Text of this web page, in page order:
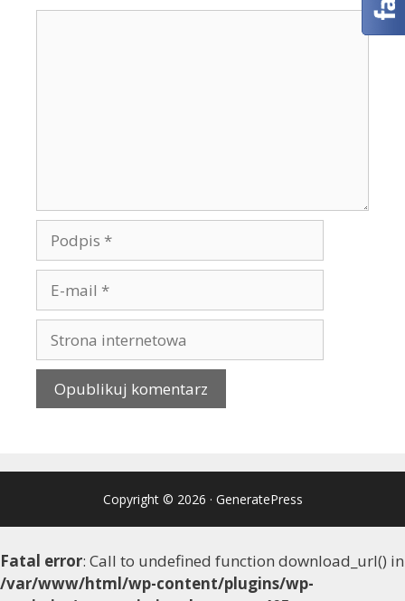
Copyright © 2026 · GeneratePress
Fatal error: Call to undefined function download_url() in
/var/www/html/wp-content/plugins/wp-